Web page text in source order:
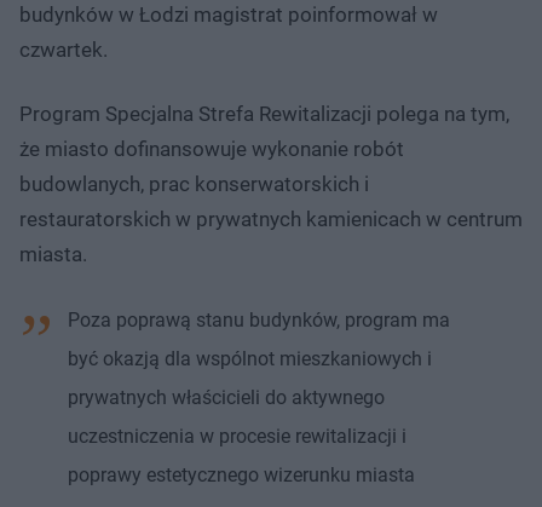
budynków w Łodzi magistrat poinformował w
czwartek.
Program Specjalna Strefa Rewitalizacji polega na tym,
że miasto dofinansowuje wykonanie robót
budowlanych, prac konserwatorskich i
restauratorskich w prywatnych kamienicach w centrum
miasta.
Poza poprawą stanu budynków, program ma
być okazją dla wspólnot mieszkaniowych i
prywatnych właścicieli do aktywnego
uczestniczenia w procesie rewitalizacji i
poprawy estetycznego wizerunku miasta